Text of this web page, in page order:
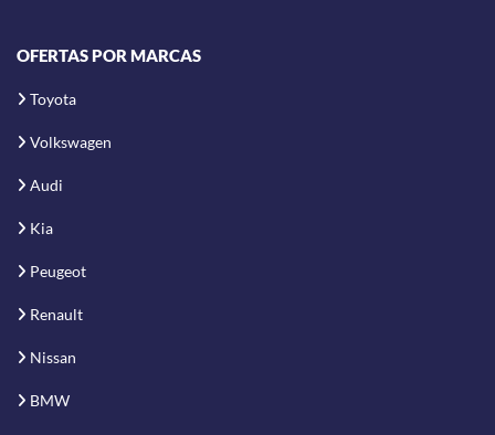
OFERTAS POR MARCAS
Toyota
Volkswagen
Audi
Kia
Peugeot
Renault
Nissan
BMW